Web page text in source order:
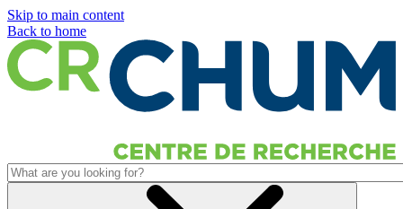
Skip to main content
Back to home